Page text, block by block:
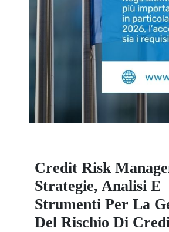
Credit Risk
Strategie, Analisi E
Strumenti Per La
Del Rischio Di